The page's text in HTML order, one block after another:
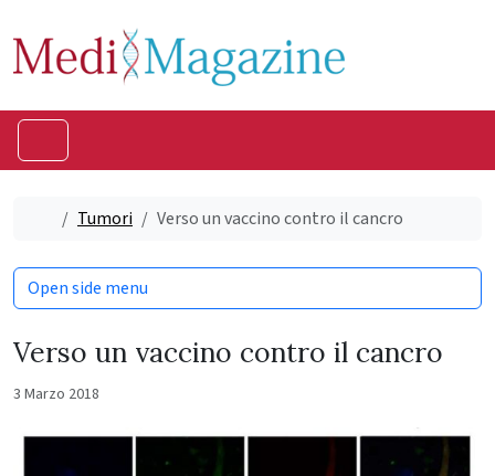
HomeTumori Verso un vaccino contro il cancro
Verso un vaccino contro il cancro
3 Marzo 2018
Open side menu